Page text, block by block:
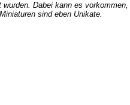
Dabei kann es
sind eben Unikate.